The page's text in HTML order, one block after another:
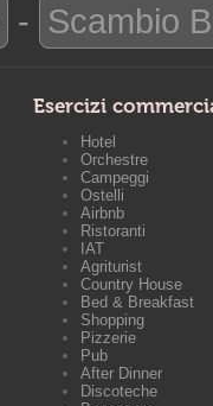
- Scambio
Esercizi
Hotel
Orchestre
Campeggi
Ostelli
Airbnb
Ristoranti
IAT
Agriturist
Country House
Bed & Breakfast
Shopping
Pizzerie
Pub
After Dinner
Discoteche